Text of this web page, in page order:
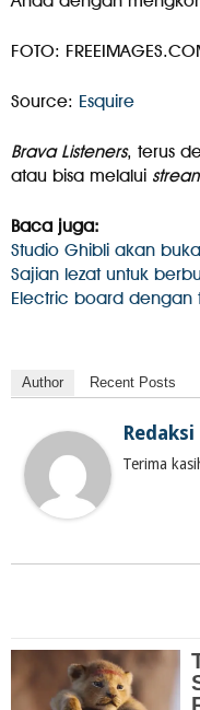
FOTO:
Source: Esquire
Brava Listeners, terus
atau bisa melalui
Baca juga:
Studio Ghibli akan
Sajian lezat untuk
Electric board dengan
Author Recent Posts
Redaksi
Terima